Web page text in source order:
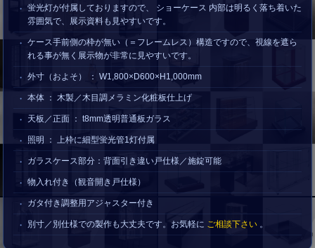
蛍光灯が付属しておりますので、 ショーケース 内部は明るく落ち着いた
雰囲気で、展示資料も見やすいです。
ケース手前側の枠が無い（＝フレームレス）構造ですので、視線を遮ら
れる事が無く展示物が非常に見やすいです。
外寸（およそ） ： W1,800×D600×H1,000mm
本体 ： 木製／木目調メラミン化粧板仕上げ
天板／正面 ： t8mm透明普通板ガラス
照明 ： 上枠に細型蛍光管1灯付属
ガラスケース部分：背面引き違い戸仕様／施錠可能
物入れ付き（観音開き戸仕様）
ガタ付き調整用アジャスター付き
別寸／別仕様での製作も大丈夫です。お気軽に ご相談下さい 。